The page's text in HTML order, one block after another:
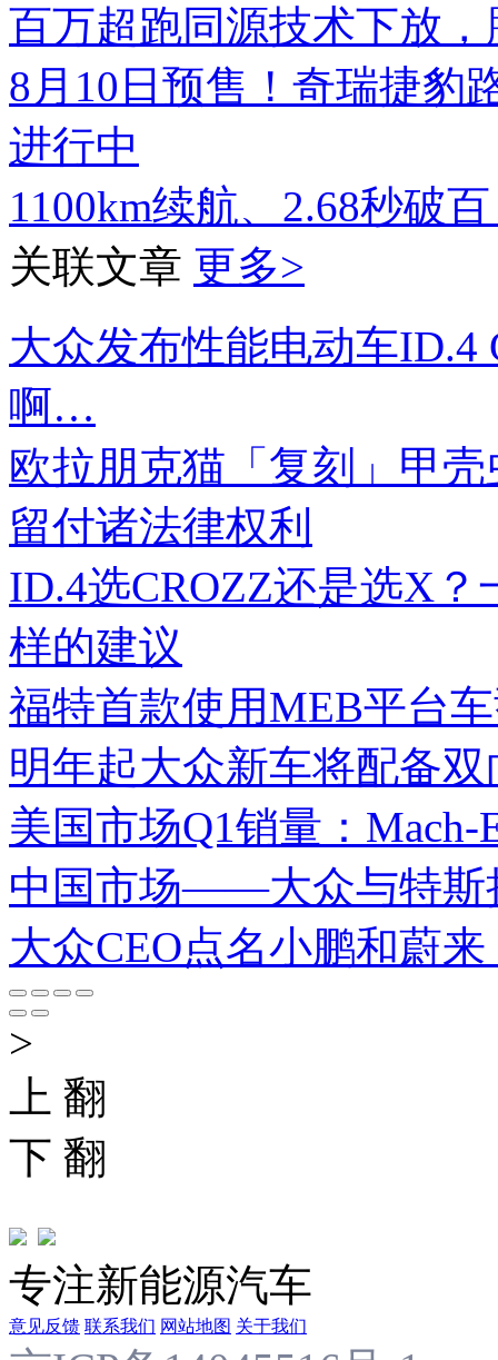
百万超跑同源技术下放
8月10日预售！奇瑞捷豹
进行中
1100km续航、2.68秒破
关联文章 更多>
大众发布性能电动车
啊…
欧拉朋克猫「复刻」甲
留付诸法律权利
ID.4选CROZZ还是选X
样的建议
福特首款使用MEB平台
明年起大众新车将配备
美国市场Q1销量：Mach-
中国市场——大众与特斯
大众CEO点名小鹏和蔚
>
上 翻
下 翻
专注新能源汽车
意见反馈 联系我们 网站地图 关于我们